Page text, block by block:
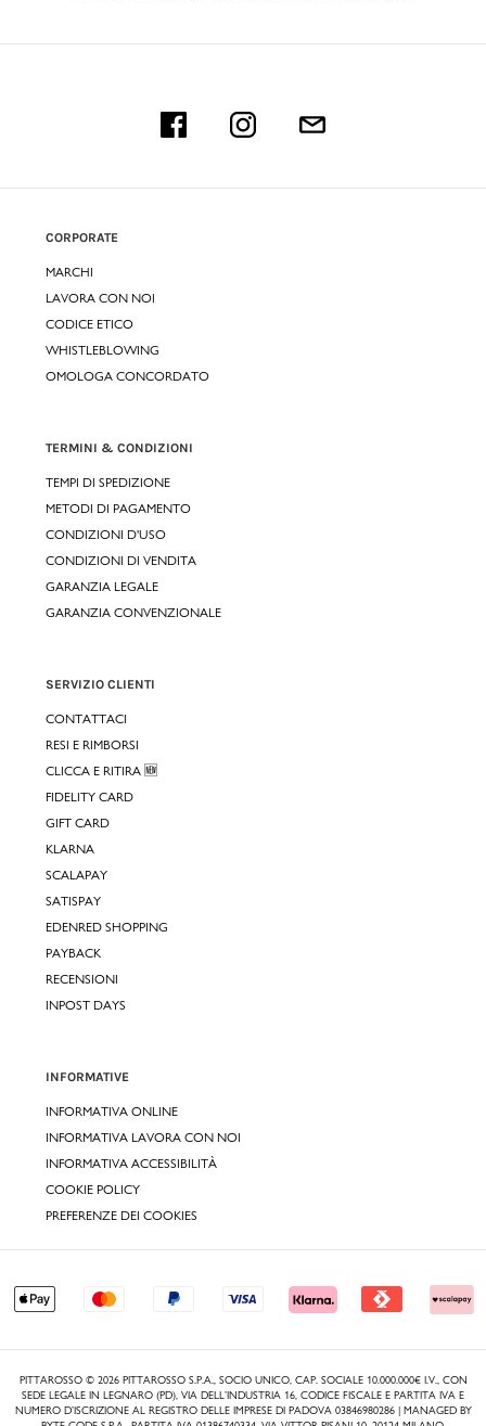
CORPORATE
MARCHI
LAVORA CON NOI
CODICE ETICO
WHISTLEBLOWING
OMOLOGA CONCORDATO
TERMINI & CONDIZIONI
TEMPI DI SPEDIZIONE
METODI DI PAGAMENTO
CONDIZIONI D'USO
CONDIZIONI DI VENDITA
GARANZIA LEGALE
GARANZIA CONVENZIONALE
SERVIZIO CLIENTI
CONTATTACI
RESI E RIMBORSI
CLICCA E RITIRA 🆕
FIDELITY CARD
GIFT CARD
KLARNA
SCALAPAY
SATISPAY
EDENRED SHOPPING
PAYBACK
RECENSIONI
INPOST DAYS
INFORMATIVE
INFORMATIVA ONLINE
INFORMATIVA LAVORA CON NOI
INFORMATIVA ACCESSIBILITÀ
COOKIE POLICY
PREFERENZE DEI COOKIES
PITTAROSSO © 2026 PITTAROSSO S.P.A., SOCIO UNICO, CAP. SOCIALE 10.000.000€ I.V., CON
SEDE LEGALE IN LEGNARO (PD), VIA DELL’INDUSTRIA 16, CODICE FISCALE E PARTITA IVA E
NUMERO D’ISCRIZIONE AL REGISTRO DELLE IMPRESE DI PADOVA 03846980286 | MANAGED BY